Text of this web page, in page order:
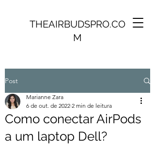
THEAIRBUDSPRO.CO
M
Post
Como conectar AirPods
a um laptop Dell?
Marianne Zara
6 de out. de 2022 2 min de leitura